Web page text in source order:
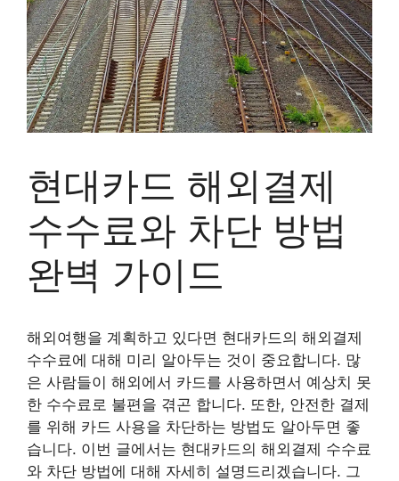
현대카드 해외결제
수수료와 차단 방법
완벽 가이드
해외여행을 계획하고 있다면 현대카드의 해외결제
수수료에 대해 미리 알아두는 것이 중요합니다. 많
은 사람들이 해외에서 카드를 사용하면서 예상치 못
한 수수료로 불편을 겪곤 합니다. 또한, 안전한 결제
를 위해 카드 사용을 차단하는 방법도 알아두면 좋
습니다. 이번 글에서는 현대카드의 해외결제 수수료
와 차단 방법에 대해 자세히 설명드리겠습니다. 그